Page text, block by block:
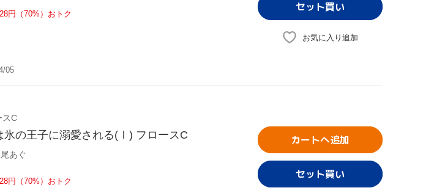
円（70%）おトク
05
お気に入り追加
スC
氷の王子に溺愛される(Ⅰ) フロースC
あぐ
円（70%）おトク
カートへ追加